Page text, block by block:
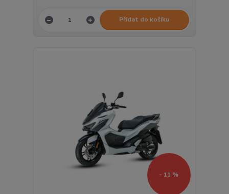
Přidat do košíku
- 11 %